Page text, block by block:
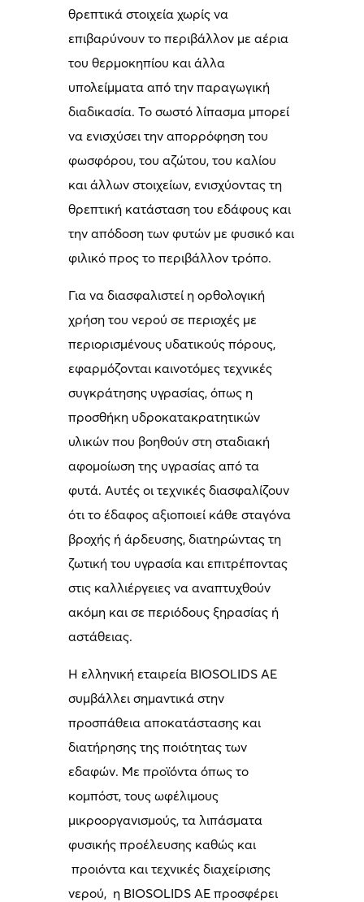
θρεπτικά στοιχεία χωρίς να
επιβαρύνουν το περιβάλλον με αέρια
του θερμοκηπίου και άλλα
υπολείμματα από την παραγωγική
διαδικασία. Το σωστό λίπασμα μπορεί
να ενισχύσει την απορρόφηση του
φωσφόρου, του αζώτου, του καλίου
και άλλων στοιχείων, ενισχύοντας τη
θρεπτική κατάσταση του εδάφους και
την απόδοση των φυτών με φυσικό και
φιλικό προς το περιβάλλον τρόπο.
Για να διασφαλιστεί η ορθολογική
χρήση του νερού σε περιοχές με
περιορισμένους υδατικούς πόρους,
εφαρμόζονται καινοτόμες τεχνικές
συγκράτησης υγρασίας, όπως η
προσθήκη υδροκατακρατητικών
υλικών που βοηθούν στη σταδιακή
αφομοίωση της υγρασίας από τα
φυτά. Αυτές οι τεχνικές διασφαλίζουν
ότι το έδαφος αξιοποιεί κάθε σταγόνα
βροχής ή άρδευσης, διατηρώντας τη
ζωτική του υγρασία και επιτρέποντας
στις καλλιέργειες να αναπτυχθούν
ακόμη και σε περιόδους ξηρασίας ή
αστάθειας.
Η ελληνική εταιρεία BIOSOLIDS AE
συμβάλλει σημαντικά στην
προσπάθεια αποκατάστασης και
διατήρησης της ποιότητας των
εδαφών. Με προϊόντα όπως το
κομπόστ, τους ωφέλιμους
μικροοργανισμούς, τα λιπάσματα
φυσικής προέλευσης καθώς και
προιόντα και τεχνικές διαχείρισης
νερού, η BIOSOLIDS AE προσφέρει